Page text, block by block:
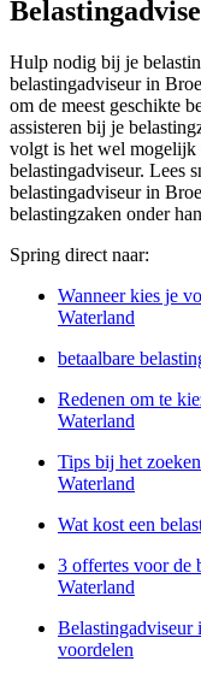
Hulp nodig bij je
belastingadviseur in
om de meest geschikte
assisteren bij je
volgt is het wel mogelijk
belastingadviseur. Lees
belastingadviseur in
belastingzaken onder
Spring direct naar:
Wanneer kies je
Waterland
betaalbare
Redenen om te
Waterland
Tips bij het
Waterland
Wat kost een
3 offertes voor de
Waterland
Belastingadviseur
voordelen